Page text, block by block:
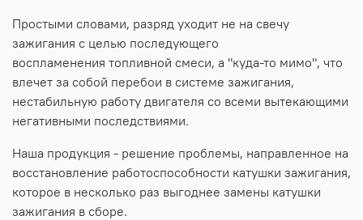
Простыми словами, разряд уходит не на свечу
зажигания с целью последующего
воспламенения топливной смеси, а "куда-то мимо", что
влечет за собой перебои в системе зажигания,
нестабильную работу двигателя со всеми вытекающими
негативными последствиями.
Наша продукция - решение проблемы, направленное на
восстановление работоспособности катушки зажигания,
которое в несколько раз выгоднее замены катушки
зажигания в сборе.